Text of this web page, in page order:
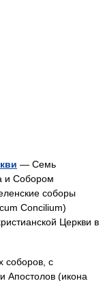
— Семь
и Собором
соборы
Concilium)
Церкви в
соборов, с
Апостолов (икона